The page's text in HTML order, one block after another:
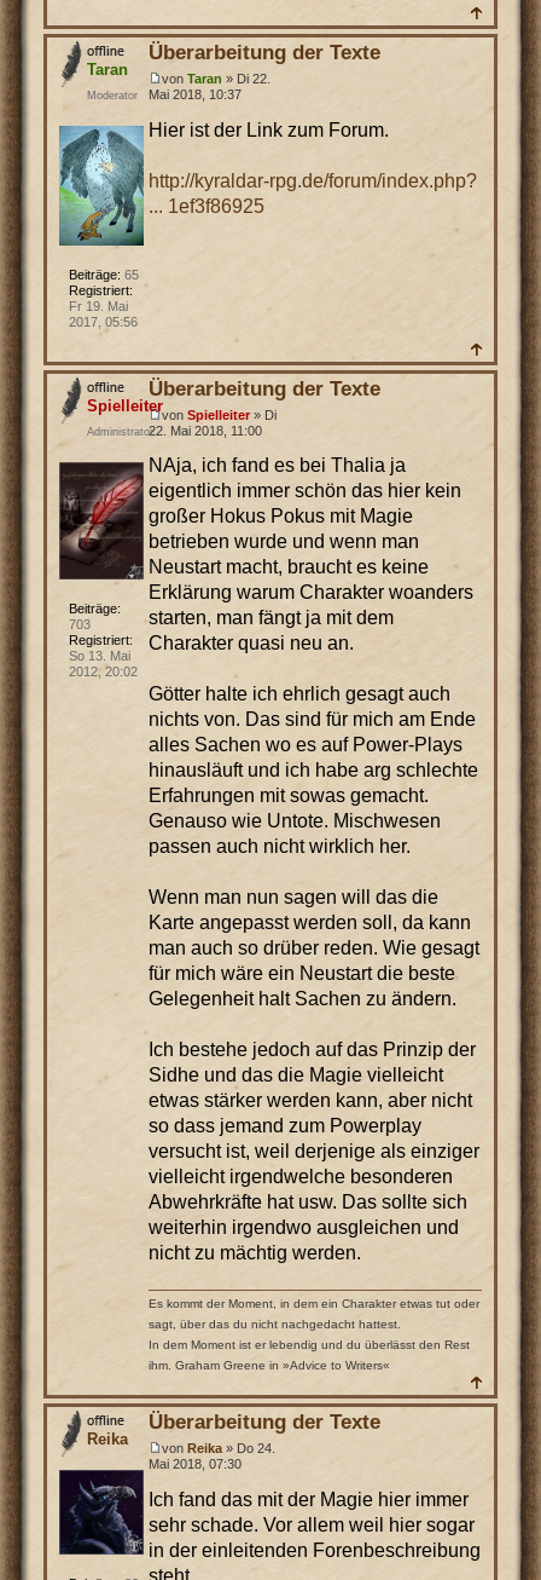
Überarbeitung der Texte
von Taran » Di 22.
Mai 2018, 10:37
Hier ist der Link zum Forum.
http://kyraldar-rpg.de/forum/index.php?
... 1ef3f86925
Taran
Moderator
Beiträge: 65
Registriert:
Fr 19. Mai
2017, 05:56
Überarbeitung der Texte
von Spielleiter» Di
22. Mai 2018, 11:00
NAja, ich fand es bei Thalia ja
eigentlich immer schön das hier kein
großer Hokus Pokus mit Magie
betrieben wurde und wenn man
Neustart macht, braucht es keine
Erklärung warum Charakter woanders
starten, man fängt ja mit dem
Charakter quasi neu an.
Götter halte ich ehrlich gesagt auch
nichts von. Das sind für mich am Ende
alles Sachen wo es auf Power-Plays
hinausläuft und ich habe arg schlechte
Erfahrungen mit sowas gemacht.
Genauso wie Untote. Mischwesen
passen auch nicht wirklich her.
Wenn man nun sagen will das die
Karte angepasst werden soll, da kann
man auch so drüber reden. Wie gesagt
für mich wäre ein Neustart die beste
Gelegenheit halt Sachen zu ändern.
Ich bestehe jedoch auf das Prinzip der
Sidhe und das die Magie vielleicht
etwas stärker werden kann, aber nicht
so dass jemand zum Powerplay
versucht ist, weil derjenige als einziger
vielleicht irgendwelche besonderen
Abwehrkräfte hat usw. Das sollte sich
weiterhin irgendwo ausgleichen und
nicht zu mächtig werden.
Es kommt der Moment, in dem ein Charakter etwas tut oder
sagt, über das du nicht nachgedacht hattest.
In dem Moment ist er lebendig und du überlässt den Rest
ihm. Graham Greene in »Advice to Writers«
Spielleiter
Administrator
Beiträge:
703
Registriert:
So 13. Mai
2012, 20:02
Überarbeitung der Texte
von Reika» Do 24.
Mai 2018, 07:30
Ich fand das mit der Magie hier immer
sehr schade. Vor allem weil hier sogar
in der einleitenden Forenbeschreibung
steht
Reika